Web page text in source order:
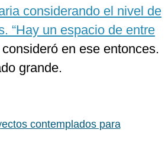
considerando el nivel de
“Hay un espacio de entre
consideró en ese entonces.
grande.
contemplados para